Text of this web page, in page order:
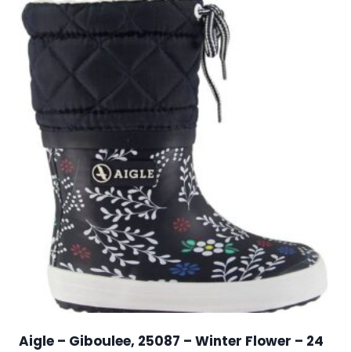
Aigle – Giboulee, 25087 – Winter Flower – 24